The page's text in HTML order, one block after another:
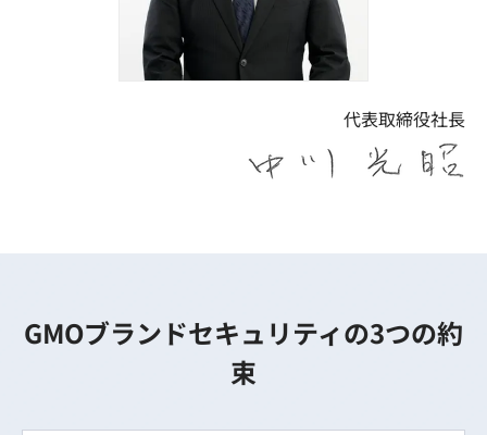
代表取締役社長
GMOブランドセキュリティの3つの約
束